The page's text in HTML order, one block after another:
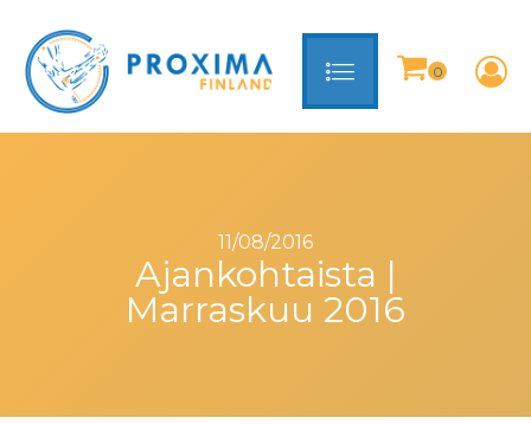
11/08/2016
Ajankohtaista |
Marraskuu 2016